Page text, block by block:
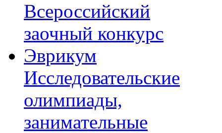
Всероссийский
заочный конкурс
Эврикум
Исследовательские
олимпиады,
занимательные